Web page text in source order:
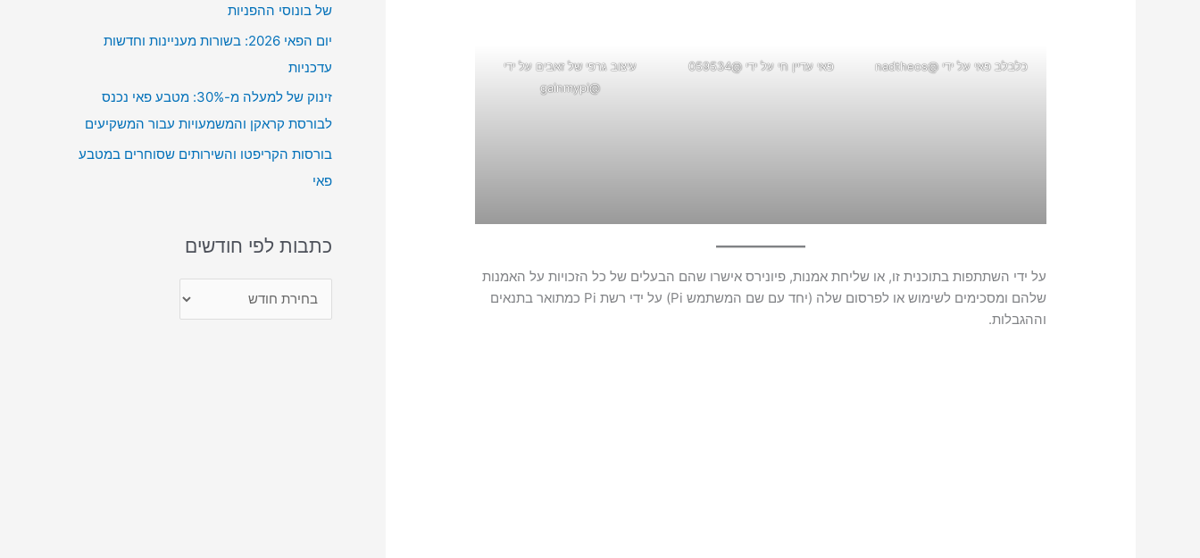
כלבלב פאי על ידי @nadtheos פאי עדיין חי על ידי @059534
עיצוב גרפי של זאבים על ידי
@gainmypi
על ידי השתתפות בתוכנית זו, או שליחת אמנות, פיונירס אישרו שהם הבעלים של כל הזכויות על האמנות
שלהם ומסכימים לשימוש או לפרסום שלה (יחד עם שם המשתמש Pi) על ידי רשת Pi כמתואר בתנאים
וההגבלות.
r
:
של בונוסי ההפניות
יום הפאי 2026: בשורות מעניינות וחדשות
עדכניות
זינוק של למעלה מ-30%: מטבע פאי נכנס
לבורסת קראקן והמשמעויות עבור המשקיעים
בורסות הקריפטו והשירותים שסוחרים במטבע
פאי
כתבות לפי חודשים
ת